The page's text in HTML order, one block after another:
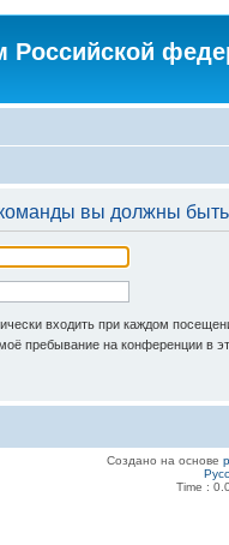
Российской
вы должны
входить при каждом
пребывание на конференции в
Создано на основе
Time :